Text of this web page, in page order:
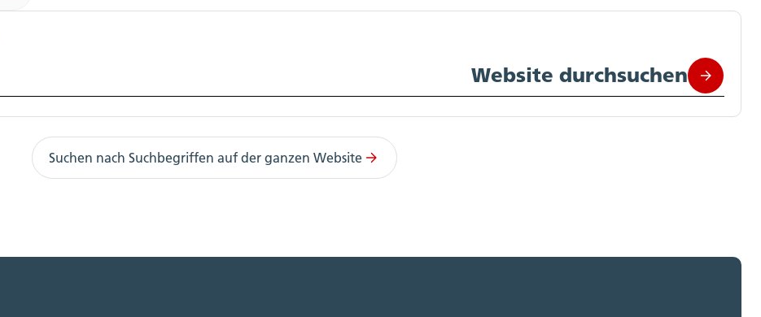
Website durchsuchen
Suchen nach Suchbegriffen auf der ganzen Website